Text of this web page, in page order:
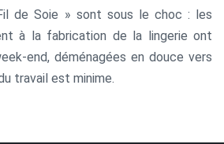
de Soie » sont sous le choc : les
à la fabrication de la lingerie ont
end, déménagées en douce vers
travail est minime.